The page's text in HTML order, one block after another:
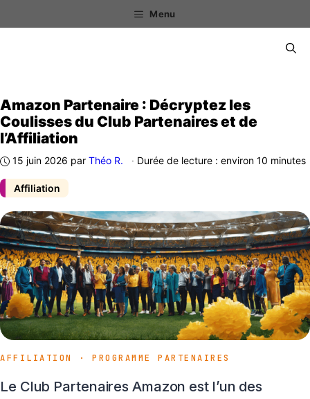
au
Menu
Affiliation
Amazon Partenaire : Décryptez les
Coulisses du Club Partenaires et de
l’Affiliation
15 juin 2026 par Théo R. · Durée de lecture : environ 10 minutes
AFFILIATION · PROGRAMME PARTENAIRES
Le Club Partenaires Amazon est l’un des